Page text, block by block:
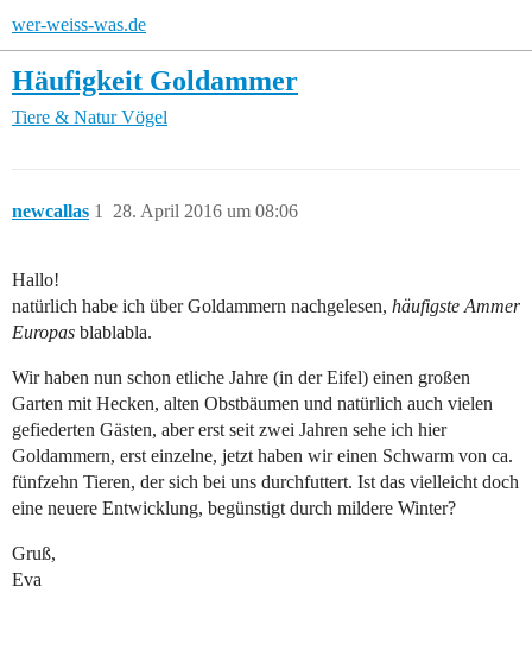
wer-weiss-was.de
Häufigkeit Goldammer
Tiere & Natur Vögel
newcallas 28. April 2016 um 08:06
1
Hallo!
natürlich habe ich über Goldammern nachgelesen, häufigste Ammer
Europas blablabla.
Wir haben nun schon etliche Jahre (in der Eifel) einen großen
Garten mit Hecken, alten Obstbäumen und natürlich auch vielen
gefiederten Gästen, aber erst seit zwei Jahren sehe ich hier
Goldammern, erst einzelne, jetzt haben wir einen Schwarm von ca.
fünfzehn Tieren, der sich bei uns durchfuttert. Ist das vielleicht doch
eine neuere Entwicklung, begünstigt durch mildere Winter?
Gruß,
Eva